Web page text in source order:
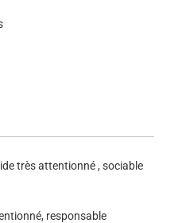
très attentionné , sociable
responsable